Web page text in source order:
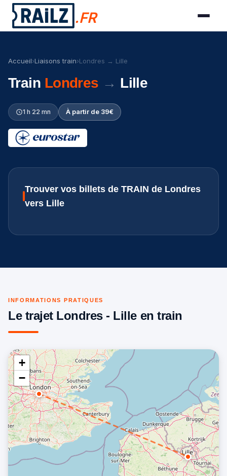
.FR
Accueil›Liaisons train›Londres → Lille
Train Londres → Lille
1 h 22 mn À partir de 39€
Trouver vos billets de TRAIN de Londres
vers Lille
INFORMATIONS PRATIQUES
Le trajet Londres - Lille en train
+
−